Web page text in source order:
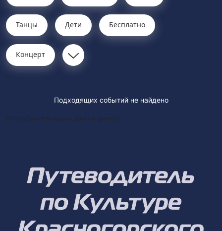
Танцы Дети Бесплатно
Концерт
Подходящих событий не найдено
Попробуйте выбрать другой фильтр